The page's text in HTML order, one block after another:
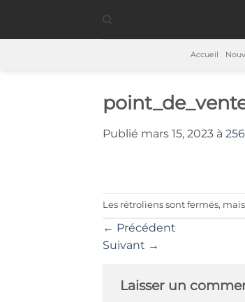
contenu
Accueil
Publié mars 15, 2023 à
Les rétroliens sont fermés,
← Précédent
Suivant →
Laisser un